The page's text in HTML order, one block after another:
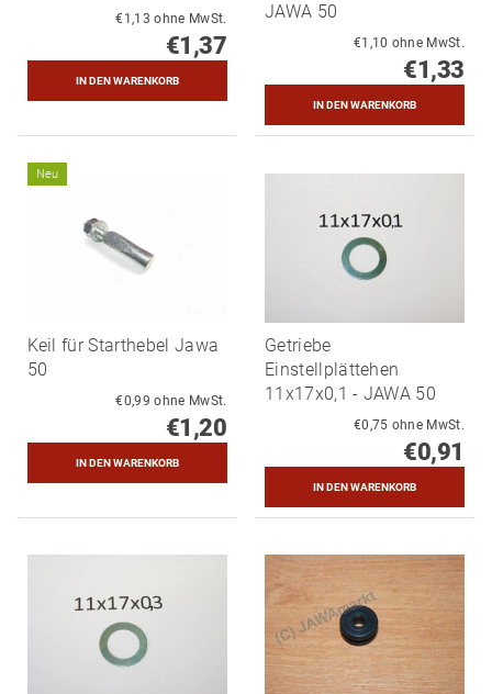
€1,13 ohne MwSt.
€1,37
JAWA 50
€1,10 ohne MwSt.
€1,33
Neu
Keil für Starthebel Jawa
50
€0,99 ohne MwSt.
€1,20
Getriebe
Einstellplättehen
11x17x0,1 - JAWA 50
€0,75 ohne MwSt.
€0,91